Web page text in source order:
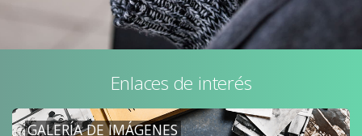
Enlaces de interés
GALERÍA DE IMÁGENES